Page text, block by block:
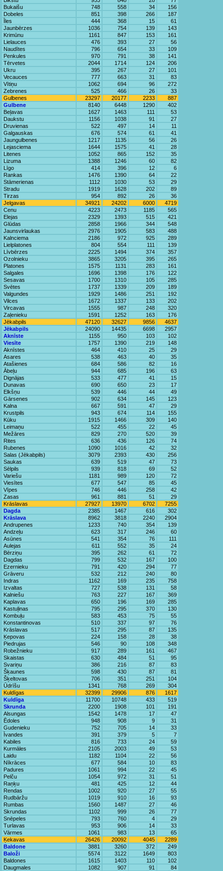
Bukaišu
748 558 34
156
Dobeles
851 398 266
187
Īles
444 368 15
61
Jaunbērzes
1036 754 139
143
Krimūnu
1161 847 153
161
Lielauces
476 393 27
56
Naudītes
796 654 33
109
Penkules
970 791 38
141
Tērvetes
2044 1714 124
206
Ukru
395 267 27
101
Vecauces
777 663 31
83
Vītiņu
1062 694 96
272
Zebrenes
525 466 26
33
Gulbenes
23297 20177 2233
887
Gulbene
8140 6448 1290
402
Beļavas
1627 1463 111
53
Daukstu
1156 1038 91
27
Druvienas
522 497 14
11
Galgauskas
676 574 61
41
Jaungulbenes
1217 1135 56
26
Lejasciema
1644 1575 41
28
Litenes
1052 865 152
35
Lizuma
1388 1246 60
82
Līgo
414 396 12
6
Rankas
1476 1390 64
22
Stāmerienas
1112 1030 53
29
Stradu
1919 1628 202
89
Tirzas
954 892 26
36
Jelgavas
34921 24202 6000
4719
Cenu
4223 2473 1185
565
Elejas
2329 1393 515
421
Glūdas
2858 1966 344
548
Jaunsvirlaukas
2976 1905 583
488
Kalnciema
2186 972 925
289
Lielplatones
804 554 111
139
Līvbērzes
2225 1494 374
357
Ozolnieku
3865 3205 395
265
Platones
1575 1131 283
161
Salgales
1696 1398 176
122
Sesavas
1700 1310 105
285
Svētes
1737 1339 209
189
Valgundes
1929 1486 251
192
Vilces
1672 1337 133
202
Vircavas
1555 987 248
320
Zaļenieku
1591 1252 163
176
Jēkabpils
47120 32627 9856
4637
Jēkabpils
24090 14435 6698
2957
Aknīste
1155 950 103
102
Viesīte
1757 1390 219
148
Aknīstes
464 410 25
29
Asares
538 463 40
35
Atašienes
684 586 82
16
Ābeļu
944 685 196
63
Dignājas
533 477 41
15
Dunavas
690 650 23
17
Elkšņu
539 446 44
49
Gārsenes
902 634 145
123
Kalna
667 591 47
29
Krustpils
943 674 114
155
Kūku
1915 1466 309
140
Leimaņu
522 455 22
45
Mežāres
829 270 520
39
Rites
636 436 126
74
Rubenes
1090 1016 42
32
Salas (Jēkabpils)
3079 2393 430
256
Saukas
639 519 47
73
Sēlpils
939 818 69
52
Variešu
1181 989 120
72
Viesītes
677 547 85
45
Vīpes
746 446 258
42
Zasas
961 881 51
29
Krāslavas
27927 13970 6702
7255
Dagda
2385 1467 616
302
Krāslava
8962 3818 2240
2904
Andrupenes
1233 740 354
139
Andzeļu
623 317 246
60
Asūnes
541 354 76
111
Aulejas
611 552 35
24
Bērziņu
395 262 61
72
Dagdas
799 532 167
100
Ezernieku
791 420 294
77
Grāveru
532 212 240
80
Indras
1162 169 235
758
Izvaltas
727 538 131
58
Kalniešu
763 227 167
369
Kaplavas
650 196 169
285
Kastuļinas
795 295 370
130
Kombuļu
583 453 75
55
Konstantinovas
510 337 97
76
Krāslavas
517 295 87
135
Ķepovas
224 158 28
38
Piedrujas
546 90 108
348
Robežnieku
917 289 161
467
Skaistas
630 484 51
95
Svariņu
386 216 87
83
Šķaunes
598 430 87
81
Šķeltovas
706 351 251
104
Ūdrīšu
1341 768 269
304
Kuldīgas
32399 29906 876
1617
Kuldīga
11700 10748 433
519
Skrunda
2200 1908 101
191
Alsungas
1542 1478 17
47
Ēdoles
948 908 9
31
Gudenieku
752 705 14
33
Īvandes
391 379 5
7
Kabiles
816 733 24
59
Kurmāles
2105 2003 49
53
Laidu
1182 1104 22
56
Nīkrāces
677 584 10
83
Padures
1061 994 22
45
Pelču
1054 972 31
51
Raņķu
481 425 12
44
Rendas
1002 920 27
55
Rudbāržu
1019 910 16
93
Rumbas
1560 1487 27
46
Skrundas
1102 999 26
77
Snēpeles
793 760 4
29
Turlavas
953 906 14
33
Vārmes
1061 983 13
65
Ķekavas
26426 20092 4045
2289
Baldone
3881 3260 372
249
Baloži
5574 3122 1649
803
Baldones
1615 1403 110
102
Daugmales
1082 907 91
84